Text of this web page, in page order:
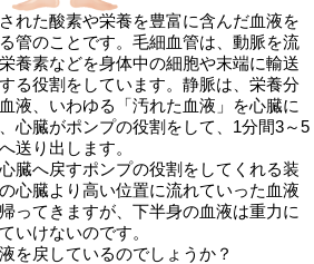
れた酸素や栄養を豊富に含んだ血液を
管のことです。毛細血管は、動脈を流
養素などを身体中の細胞や末端に輸送
る役割をしています。静脈は、栄養分
液、いわゆる「汚れた血液」を心臓に
心臓がポンプの役割をして、1分間3～5
送り出します。
臓へ戻すポンプの役割をしてくれる装
心臓より高い位置に流れていった血液
ってきますが、下半身の血液は重力に
いけないのです。
を戻しているのでしょうか？